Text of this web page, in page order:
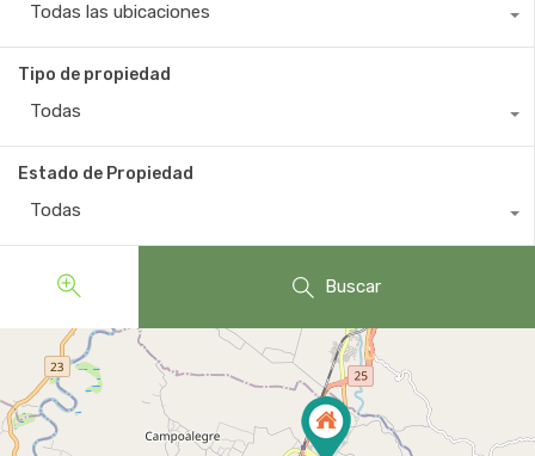
Todas las ubicaciones
Tipo de propiedad
Todas
Estado de Propiedad
Todas
Buscar